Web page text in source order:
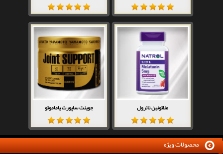
ملاتونین ناترول جوینت ساپورت یاماموتو
محصولات ویژه